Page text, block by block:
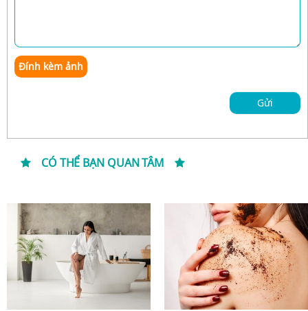
Đính kèm ảnh
Gửi
CÓ THỂ BẠN QUAN TÂM